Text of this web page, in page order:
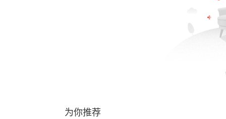
为你推荐